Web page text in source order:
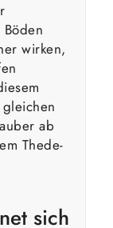
wirken,
ab
Thede-
sich